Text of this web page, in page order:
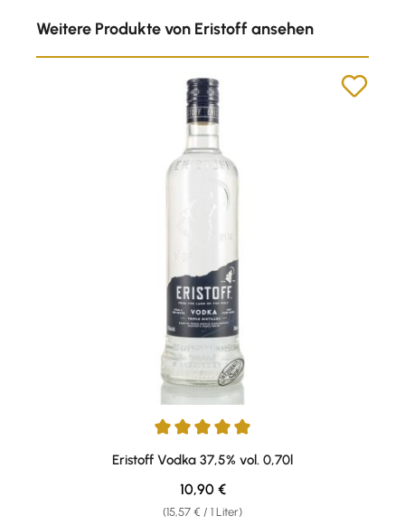
Weitere Produkte von Eristoff ansehen
Durchschnittliche Bewertung von 5 von 5 Sternen
Eristoff Vodka 37,5% vol. 0,70l
(15,57 € / 1 Liter)
Regulärer Preis:
10,90 €